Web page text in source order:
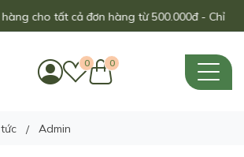
cả đơn hàng từ 500.000đ - Chỉ áp dụng
0 0
Admin